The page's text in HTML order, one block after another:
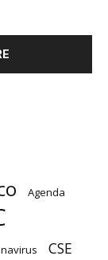
Agenda
CSE